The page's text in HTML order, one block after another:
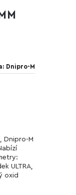
Dnipro-M
Dnipro-M
ULTRA,
oxid